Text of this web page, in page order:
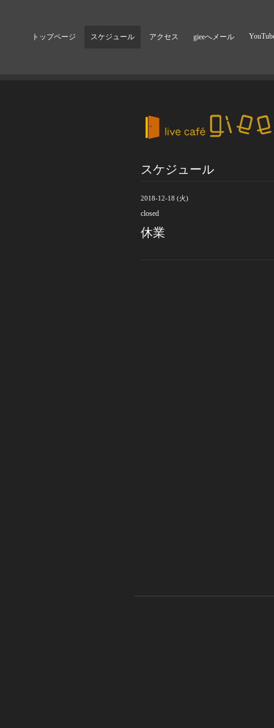
トップページ スケジュール アクセス gieeへメール
スケジュール
2018-12-18 (火)
closed
休業